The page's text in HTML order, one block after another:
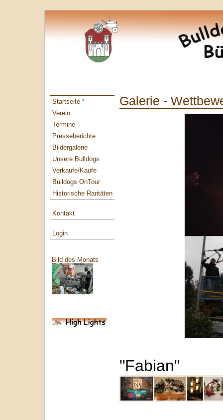
Startseite *
Verein
Termine
Presseberichte
Bildergalerie
Unsere Bulldogs
Verkaufe/Kaufe
Bulldogs OnTour
Historische Raritäten
Kontakt
Login
Bild des Monats
Galerie -
"Fabian"